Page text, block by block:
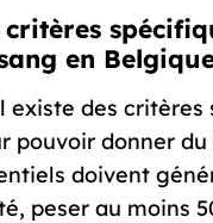
en
existe des critères
pouvoir donner du
doivent
peser au moins